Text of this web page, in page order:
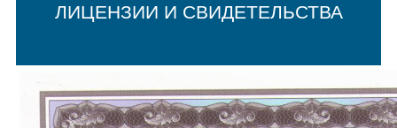
ЛИЦЕНЗИИ И СВИДЕТЕЛЬСТВА